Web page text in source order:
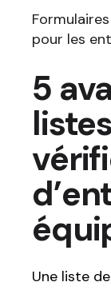
pour les
5
Une liste